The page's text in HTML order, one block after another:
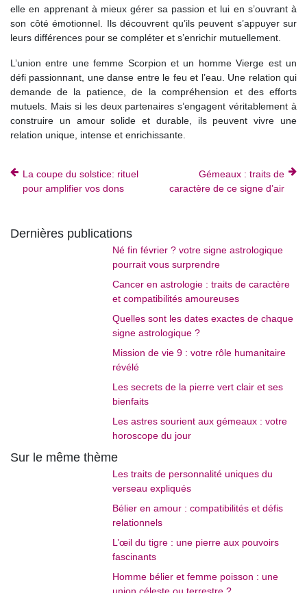
elle en apprenant à mieux gérer sa passion et lui en s’ouvrant à
son côté émotionnel. Ils découvrent qu’ils peuvent s’appuyer sur
leurs différences pour se compléter et s’enrichir mutuellement.
L’union entre une femme Scorpion et un homme Vierge est un
défi passionnant, une danse entre le feu et l’eau. Une relation qui
demande de la patience, de la compréhension et des efforts
mutuels. Mais si les deux partenaires s’engagent véritablement à
construire un amour solide et durable, ils peuvent vivre une
relation unique, intense et enrichissante.
La coupe du solstice: rituel
pour amplifier vos dons
Gémeaux : traits de
caractère de ce signe d’air
Dernières publications
Né fin février ? votre signe astrologique
pourrait vous surprendre
Cancer en astrologie : traits de caractère
et compatibilités amoureuses
Quelles sont les dates exactes de chaque
signe astrologique ?
Mission de vie 9 : votre rôle humanitaire
révélé
Les secrets de la pierre vert clair et ses
bienfaits
Les astres sourient aux gémeaux : votre
horoscope du jour
Sur le même thème
Les traits de personnalité uniques du
verseau expliqués
Bélier en amour : compatibilités et défis
relationnels
L’œil du tigre : une pierre aux pouvoirs
fascinants
Homme bélier et femme poisson : une